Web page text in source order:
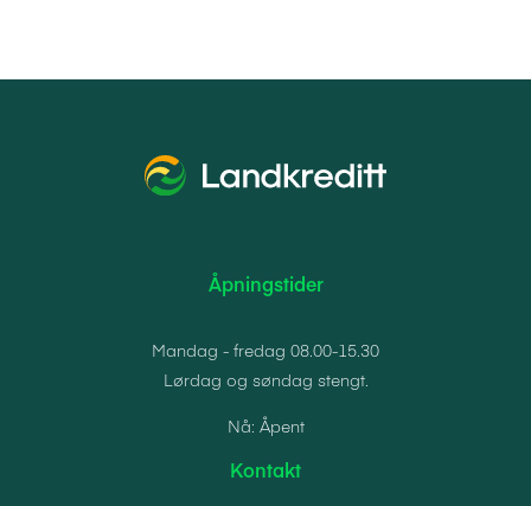
Åpningstider
Mandag - fredag 08.00-15.30
Lørdag og søndag stengt.
Nå: Åpent
Kontakt